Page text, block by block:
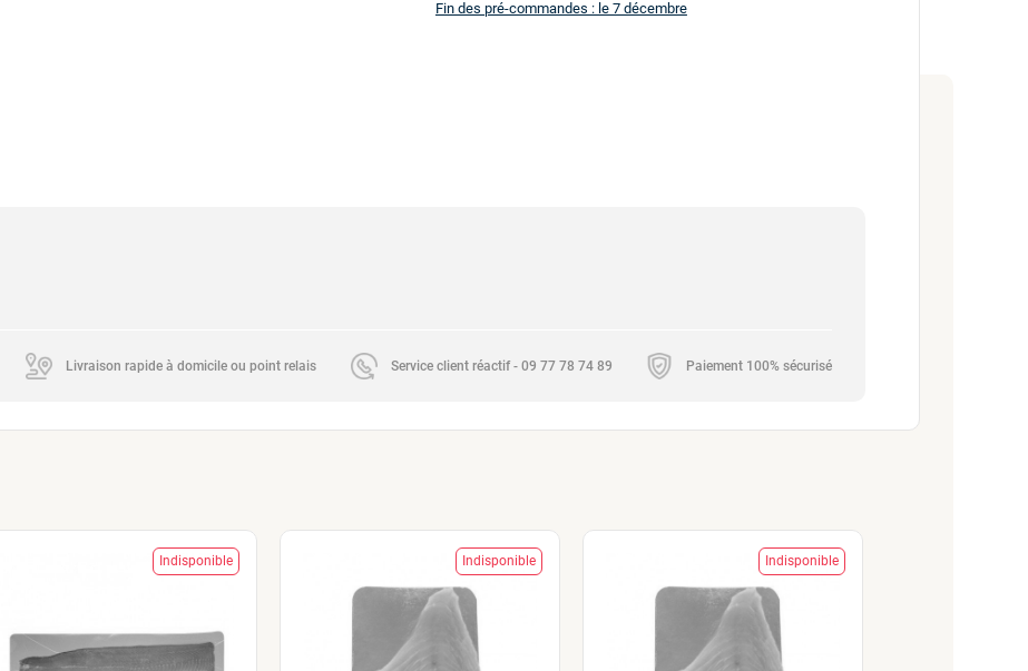
Fin des pré-commandes : le 7 décembre
Livraison rapide à domicile ou point relais Service client réactif - 09 77 78 74 89 Paiement 100% sécurisé
Indisponible Indisponible Indisponible